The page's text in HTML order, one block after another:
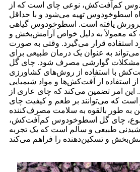
کم‌آفت‌کش، نوعی چای است که از
اسطوخودوس تهیه می‌شود و با حداقل
پرورش یافته است. اسطوخودوس گیاهی
معمولاً به دلیل خواص آرامش‌بخش و
استفاده قرار می‌گیرد. وقتی به صورت
به عنوان یک درمان طبیعی برای
مشکلات گوارشی مصرف شود. چای گل
با استفاده از روش‌های کشاورزی
از استفاده از آفت‌کش‌ها و مواد شیمیایی
امر تضمین می‌کند که چای عاری از
است که می‌توانند بر طعم و کیفیت چای
به طور بالقوه به سلامت مصرف‌کننده
چای گل اسطوخودوس کم‌آفت‌کش،
طبیعی و سالم است که یک تجربه